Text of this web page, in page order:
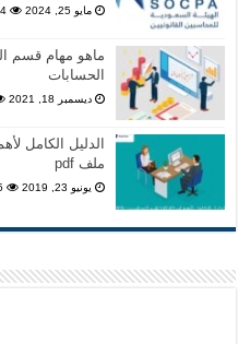
مايو 25, 2024
ماهو مهام قسم
الحسابات
ديسمبر 18, 2021
الدليل الكامل
ملف pdf
يونيو 23, 2019